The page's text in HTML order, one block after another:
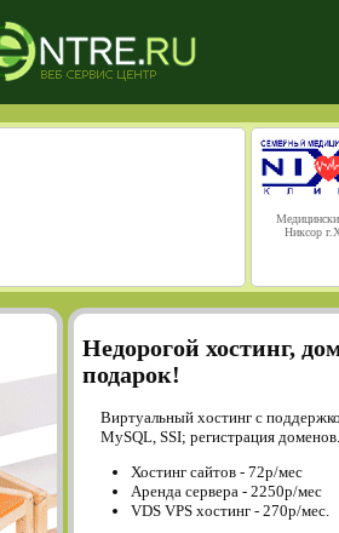
Никсор
Недорогой хостинг,
подарок!
Виртуальный хостинг с
MySQL, SSI; регистрация доменов.
Хостинг сайтов - 72р/мес
Аренда сервера - 2250р/мес
VDS VPS хостинг - 270р/мес.